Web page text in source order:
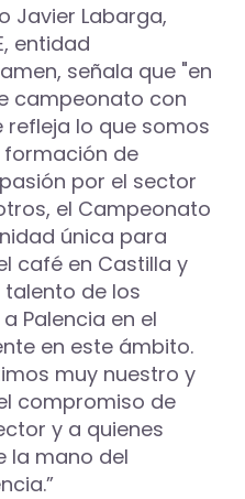
Javier Labarga,
entidad
señala que "en
campeonato con
refleja lo que somos
formación de
por el sector
el Campeonato
única para
café en Castilla y
talento de los
Palencia en el
en este ámbito.
muy nuestro y
compromiso de
y a quienes
la mano del